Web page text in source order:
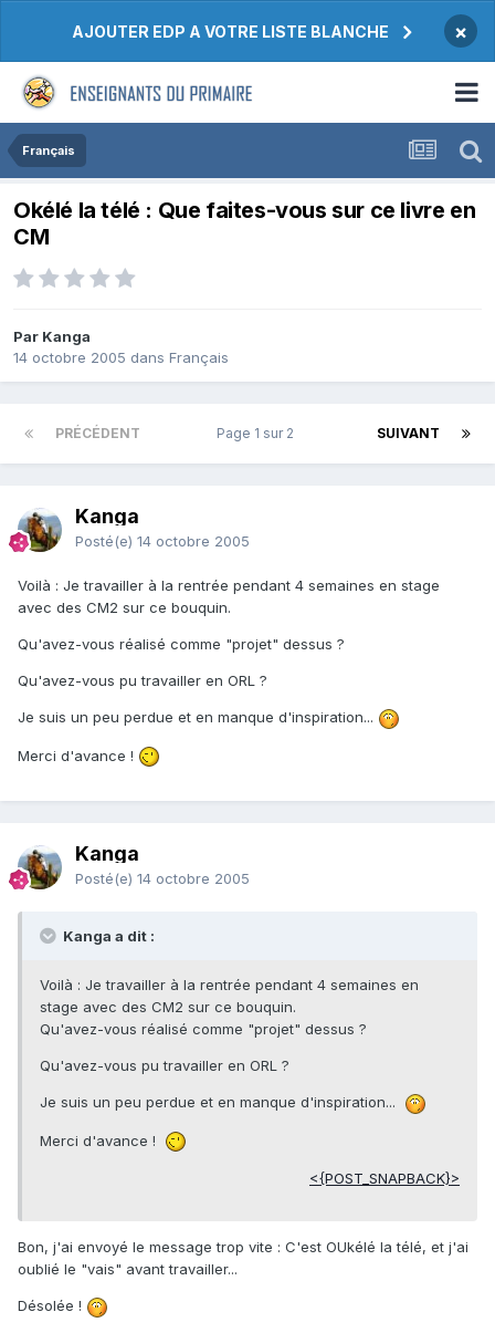
AJOUTER EDP A VOTRE LISTE BLANCHE ×
Français
Okélé la télé : Que faites-vous sur ce livre en
CM
Par Kanga
14 octobre 2005 dans Français
PRÉCÉDENT SUIVANT
Page 1 sur 2
Kanga
Posté(e) 14 octobre 2005
Voilà : Je travailler à la rentrée pendant 4 semaines en stage
avec des CM2 sur ce bouquin.
Qu'avez-vous réalisé comme "projet" dessus ?
Qu'avez-vous pu travailler en ORL ?
Je suis un peu perdue et en manque d'inspiration...
Merci d'avance !
Kanga
Posté(e) 14 octobre 2005
Kanga a dit :
Voilà : Je travailler à la rentrée pendant 4 semaines en
stage avec des CM2 sur ce bouquin.
Qu'avez-vous réalisé comme "projet" dessus ?
Qu'avez-vous pu travailler en ORL ?
Je suis un peu perdue et en manque d'inspiration...
Merci d'avance !
<{POST_SNAPBACK}>
Bon, j'ai envoyé le message trop vite : C'est OUkélé la télé, et j'ai
oublié le "vais" avant travailler...
Désolée !